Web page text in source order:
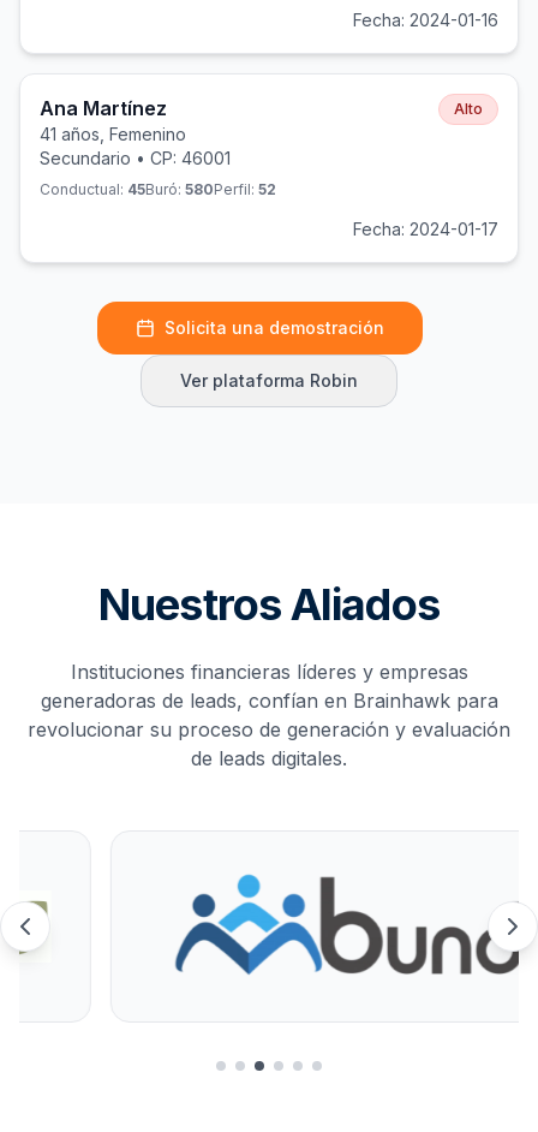
Fecha: 2024-01-16
Ana Martínez
41 años, Femenino
Secundario • CP: 46001
Conductual: 45Buró: 580Perfil: 52
Alto
Fecha: 2024-01-17
Solicita una demostración
Ver plataforma Robin
Nuestros Aliados
Instituciones financieras líderes y empresas
generadoras de leads, confían en Brainhawk para
revolucionar su proceso de generación y evaluación
de leads digitales.